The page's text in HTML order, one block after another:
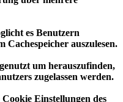
es Benutzern
auszulesen.
um herauszufinden,
zugelassen werden.
Einstellungen des